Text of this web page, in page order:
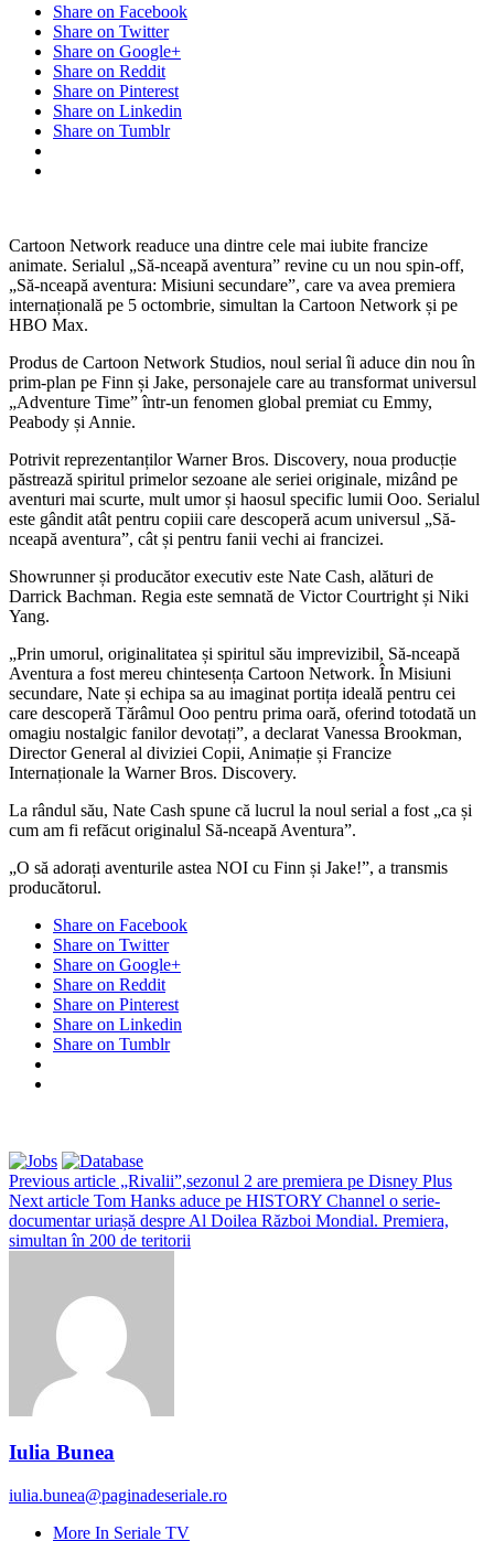
Share on Facebook
Share on Twitter
Share on Google+
Share on Reddit
Share on Pinterest
Share on Linkedin
Share on Tumblr
Cartoon Network readuce una dintre cele mai iubite francize
animate. Serialul „Să-nceapă aventura” revine cu un nou spin-off,
„Să-nceapă aventura: Misiuni secundare”, care va avea premiera
internațională pe 5 octombrie, simultan la Cartoon Network și pe
HBO Max.
Produs de Cartoon Network Studios, noul serial îi aduce din nou în
prim-plan pe Finn și Jake, personajele care au transformat universul
„Adventure Time” într-un fenomen global premiat cu Emmy,
Peabody și Annie.
Potrivit reprezentanților Warner Bros. Discovery, noua producție
păstrează spiritul primelor sezoane ale seriei originale, mizând pe
aventuri mai scurte, mult umor și haosul specific lumii Ooo. Serialul
este gândit atât pentru copiii care descoperă acum universul „Să-
nceapă aventura”, cât și pentru fanii vechi ai francizei.
Showrunner și producător executiv este Nate Cash, alături de
Darrick Bachman. Regia este semnată de Victor Courtright și Niki
Yang.
„Prin umorul, originalitatea și spiritul său imprevizibil, Să-nceapă
Aventura a fost mereu chintesența Cartoon Network. În Misiuni
secundare, Nate și echipa sa au imaginat portița ideală pentru cei
care descoperă Tărâmul Ooo pentru prima oară, oferind totodată un
omagiu nostalgic fanilor devotați”, a declarat Vanessa Brookman,
Director General al diviziei Copii, Animație și Francize
Internaționale la Warner Bros. Discovery.
La rândul său, Nate Cash spune că lucrul la noul serial a fost „ca și
cum am fi refăcut originalul Să-nceapă Aventura”.
„O să adorați aventurile astea NOI cu Finn și Jake!”, a transmis
producătorul.
Share on Facebook
Share on Twitter
Share on Google+
Share on Reddit
Share on Pinterest
Share on Linkedin
Share on Tumblr
Previous article „Rivalii”,sezonul 2 are premiera pe Disney Plus
Next article Tom Hanks aduce pe HISTORY Channel o serie-
documentar uriașă despre Al Doilea Război Mondial. Premiera,
simultan în 200 de teritorii
Iulia Bunea
iulia.bunea@paginadeseriale.ro
More In Seriale TV